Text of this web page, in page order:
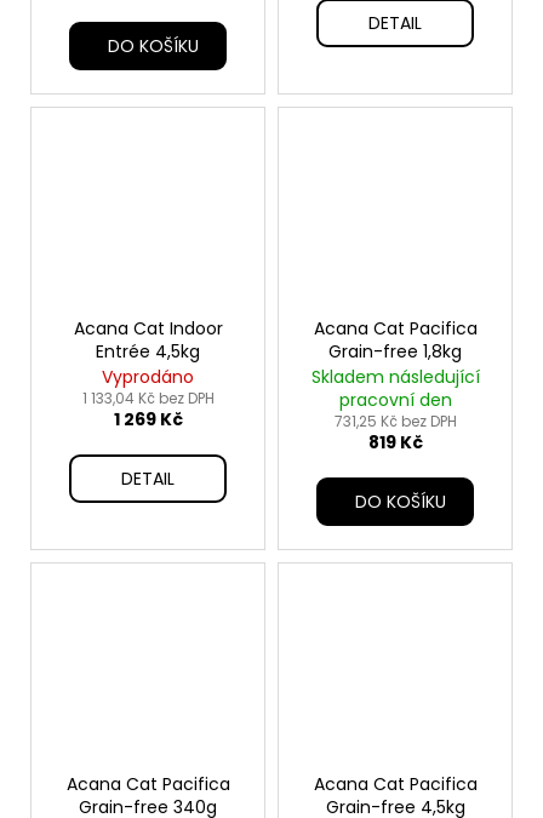
DO KOŠÍKU
DETAIL
Acana Cat Indoor
Entrée 4,5kg
Vyprodáno
1 133,04 Kč bez DPH
1 269 Kč
DETAIL
Acana Cat Pacifica
Grain-free 1,8kg
Skladem následující
pracovní den
731,25 Kč bez DPH
819 Kč
DO KOŠÍKU
Acana Cat Pacifica
Grain-free 340g
Acana Cat Pacifica
Grain-free 4,5kg